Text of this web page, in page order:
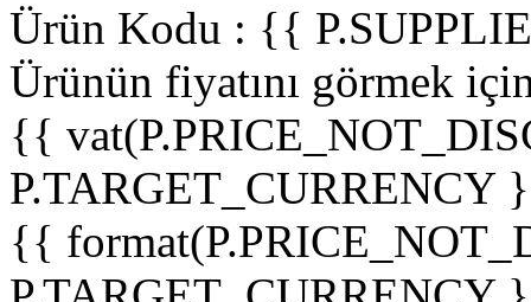
Ürün Kodu : {{
Ürünün fiyatını görmek
{{
P.TARGET_CURRENCY
{{